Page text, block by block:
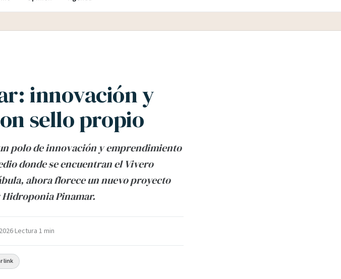
innovación y
sello propio
polo de innovación y emprendimiento
donde se encuentran el Vivero
ahora florece un nuevo proyecto
Pinamar.
·Lectura 1 min
link